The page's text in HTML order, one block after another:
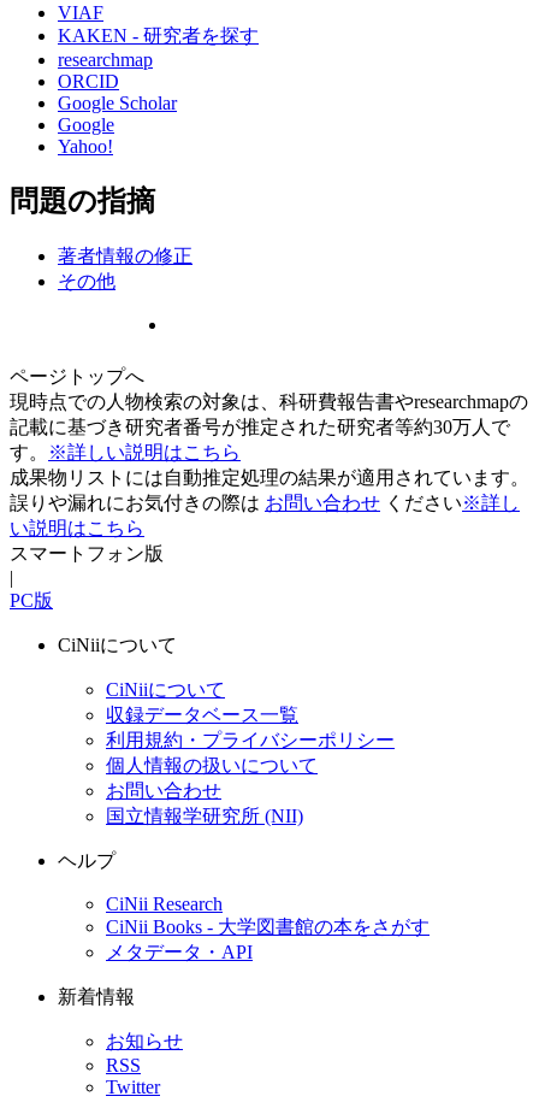
VIAF
KAKEN - 研究者を探す
researchmap
ORCID
Google Scholar
Google
Yahoo!
問題の指摘
著者情報の修正
その他
ページトップへ
現時点での人物検索の対象は、科研費報告書やresearchmapの
記載に基づき研究者番号が推定された研究者等約30万人で
す。
※詳しい説明はこちら
成果物リストには自動推定処理の結果が適用されています。
誤りや漏れにお気付きの際は お問い合わせ ください※詳し
い説明はこちら
スマートフォン版
|
PC版
CiNiiについて
CiNiiについて
収録データベース一覧
利用規約・プライバシーポリシー
個人情報の扱いについて
お問い合わせ
国立情報学研究所 (NII)
ヘルプ
CiNii Research
CiNii Books - 大学図書館の本をさがす
メタデータ・API
新着情報
お知らせ
RSS
Twitter